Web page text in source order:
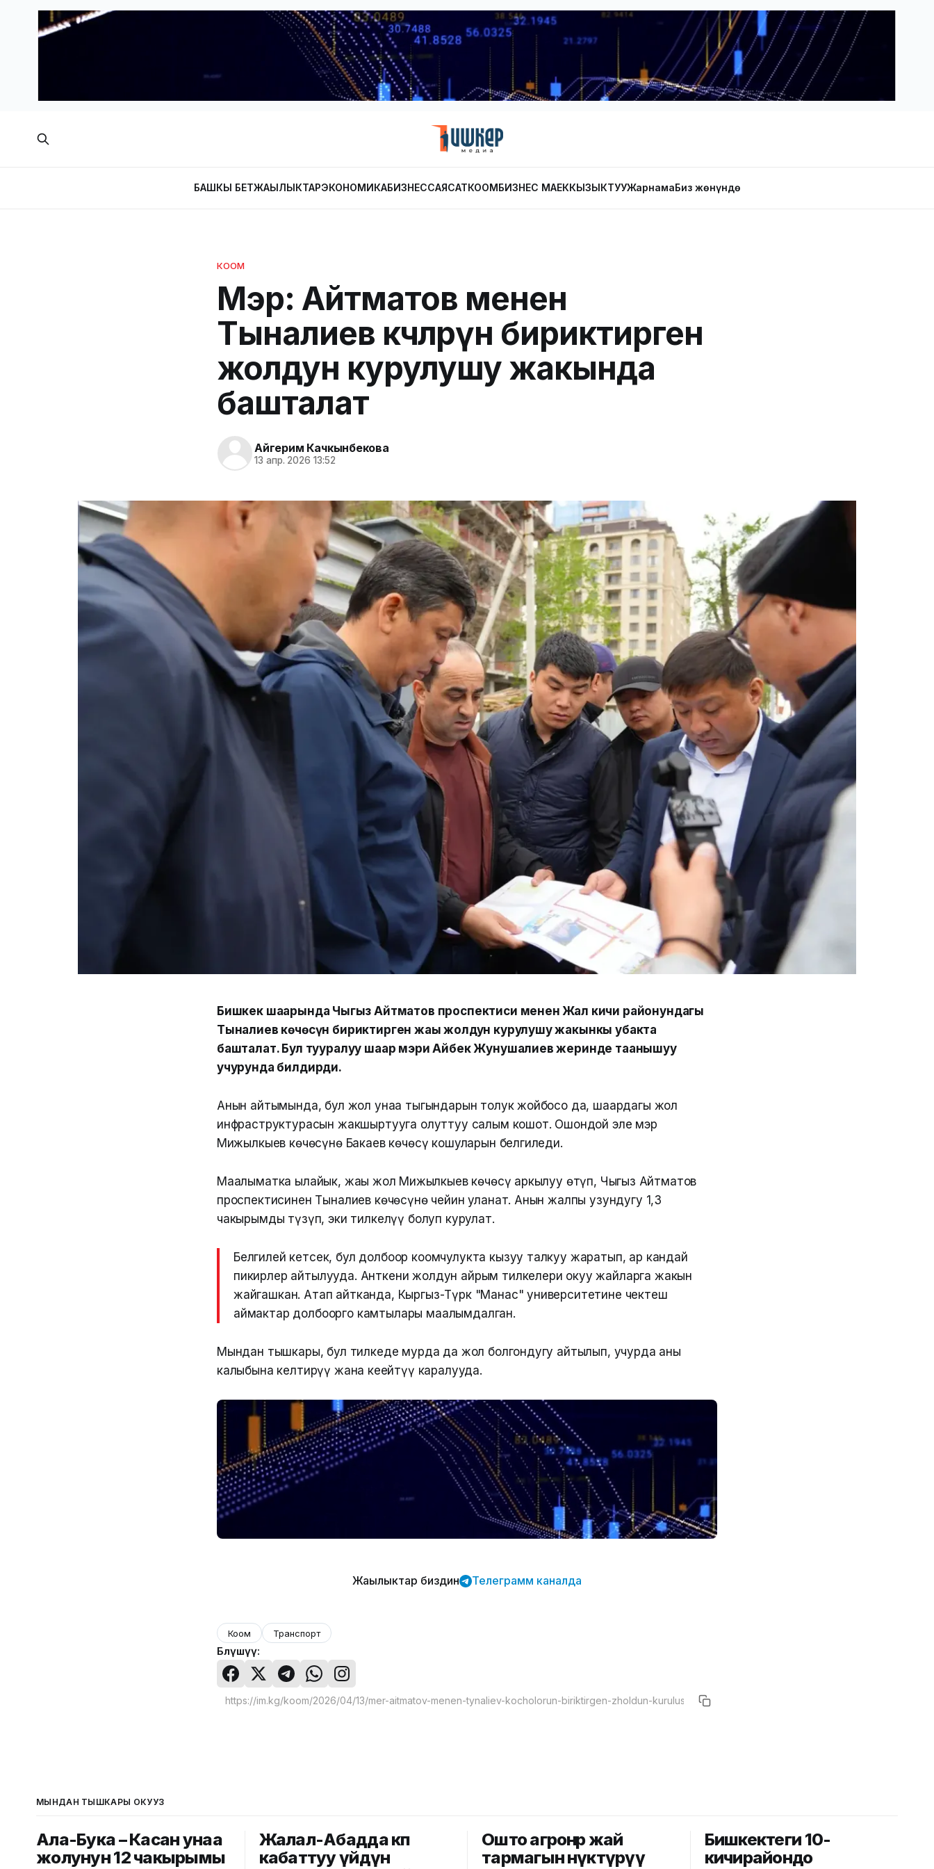
БАШКЫ БЕТЖАҢЫЛЫКТАРЭКОНОМИКАБИЗНЕССАЯСАТКООМБИЗНЕС МАЕККЫЗЫКТУУЖарнамаБиз жөнүндө
КООМ
Мэр: Айтматов менен
Тыналиев көчөлөрүн бириктирген
жолдун курулушу жакында
башталат
Айгерим Качкынбекова
13 апр. 2026 13:52
Бишкек шаарында Чыңгыз Айтматов проспектиси менен Жал кичи районундагы
Тыналиев көчөсүн бириктирген жаңы жолдун курулушу жакынкы убакта
башталат. Бул тууралуу шаар мэри Айбек Жунушалиев жеринде таанышуу
учурунда билдирди.
Анын айтымында, бул жол унаа тыгындарын толук жойбосо да, шаардагы жол
инфраструктурасын жакшыртууга олуттуу салым кошот. Ошондой эле мэр
Миңжылкыев көчөсүнө Бакаев көчөсү кошуларын белгиледи.
Маалыматка ылайык, жаңы жол Миңжылкыев көчөсү аркылуу өтүп, Чыңгыз Айтматов
проспектисинен Тыналиев көчөсүнө чейин уланат. Анын жалпы узундугу 1,3
чакырымды түзүп, эки тилкелүү болуп курулат.
Белгилей кетсек, бул долбоор коомчулукта кызуу талкуу жаратып, ар кандай
пикирлер айтылууда. Анткени жолдун айрым тилкелери окуу жайларга жакын
жайгашкан. Атап айтканда, Кыргыз-Түрк "Манас" университетине чектеш
аймактар долбоорго камтылары маалымдалган.
Мындан тышкары, бул тилкеде мурда да жол болгондугу айтылып, учурда аны
калыбына келтирүү жана кеңейтүү каралууда.
Жаңылыктар биздин Телеграмм каналда
Коом Транспорт
Бөлүшүү:
МЫНДАН ТЫШКАРЫ ОКУҢУЗ
Ала-Бука – Касан унаа
жолунун 12 чакырымы
Жалал-Абадда көп
кабаттуу үйдүн
Ошто агроөнөр жай
тармагын өнүктүрүү
Бишкектеги 10-
кичирайондо